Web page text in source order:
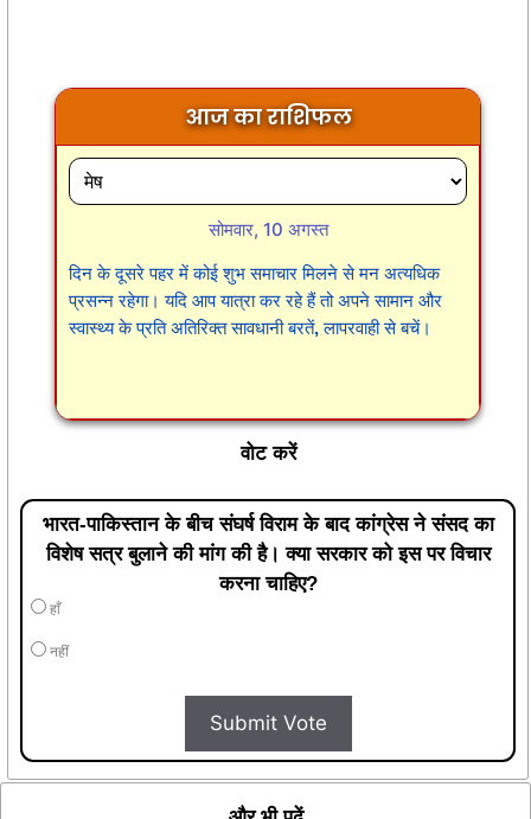
आज का राशिफल
सोमवार, 10 अगस्त
दिन के दूसरे पहर में कोई शुभ समाचार मिलने से मन अत्यधिक
प्रसन्न रहेगा। यदि आप यात्रा कर रहे हैं तो अपने सामान और
स्वास्थ्य के प्रति अतिरिक्त सावधानी बरतें, लापरवाही से बचें।
वोट करें
भारत-पाकिस्तान के बीच संघर्ष विराम के बाद कांग्रेस ने संसद का
विशेष सत्र बुलाने की मांग की है। क्या सरकार को इस पर विचार
करना चाहिए?
हाँ
नहीं
Submit Vote